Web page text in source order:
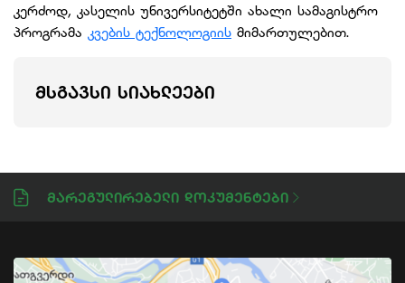
კერძოდ, კასელის უნივერსიტეტში ახალი სამაგისტრო
პროგრამა კვების ტექნოლოგიის მიმართულებით.
ᲛᲡᲒᲐᲕᲡᲘ ᲡᲘᲐᲮᲚᲔᲔᲑᲘ
Მარეგულირებელი Დოკუმენტები